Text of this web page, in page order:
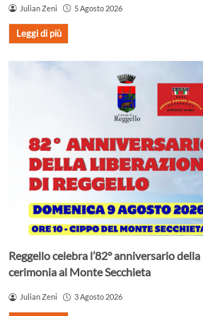
Julian Zeni 5 Agosto 2026
Leggi di più
Reggello celebra l’82° anniversario
cerimonia al Monte Secchieta
Julian Zeni 3 Agosto 2026